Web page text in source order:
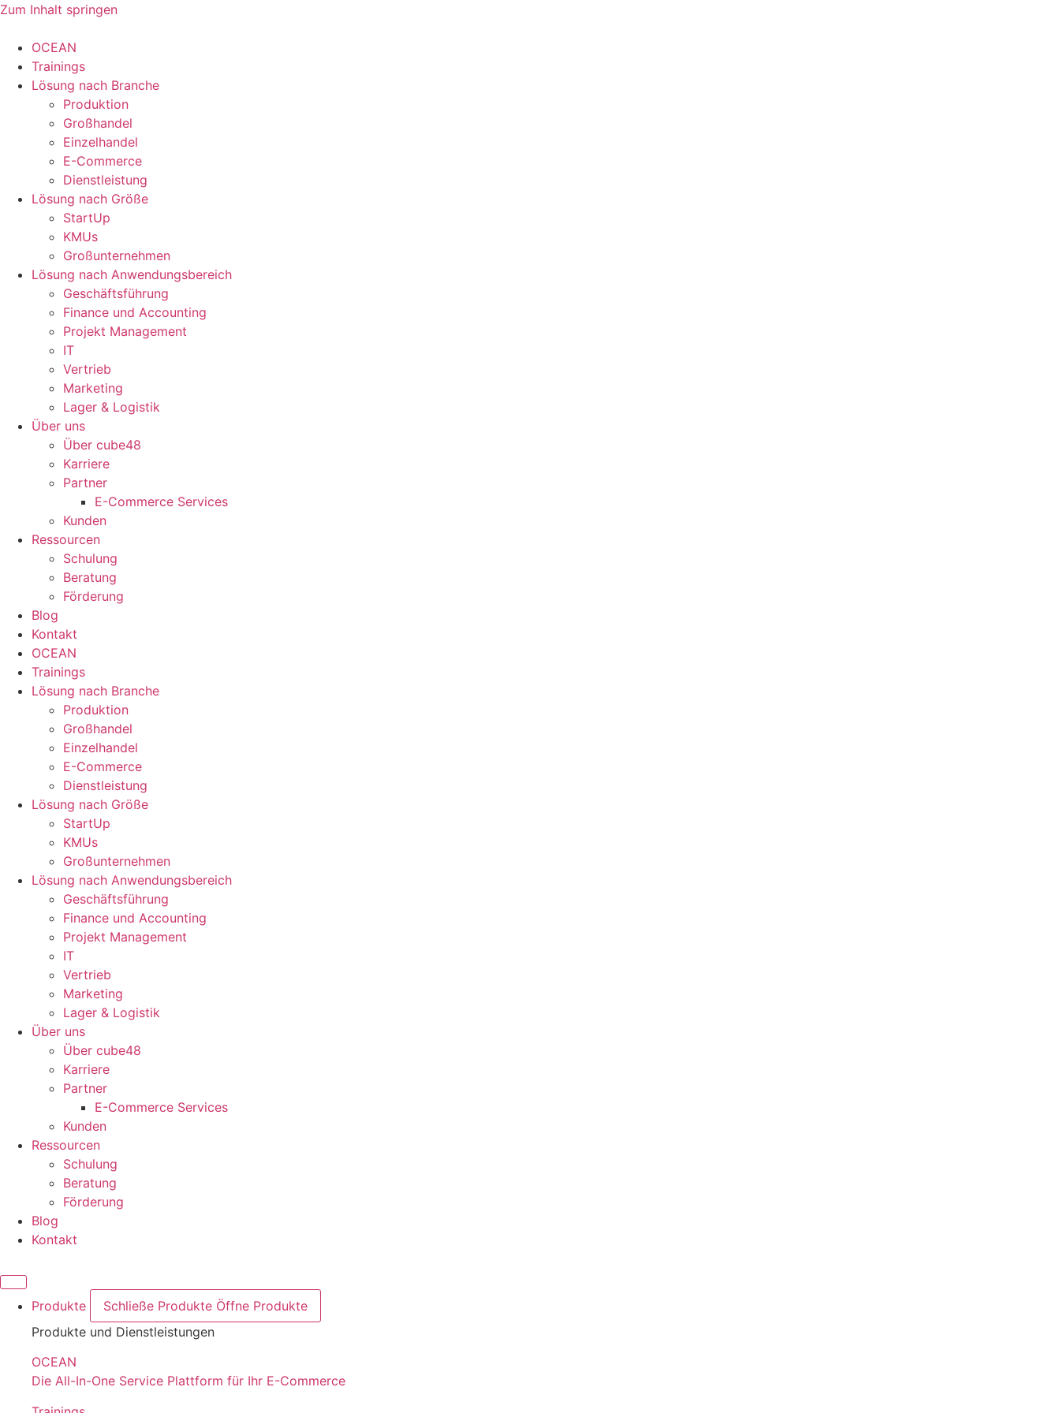
Zum Inhalt springen
OCEAN
Trainings
Lösung nach Branche
Produktion
Großhandel
Einzelhandel
E-Commerce
Dienstleistung
Lösung nach Größe
StartUp
KMUs
Großunternehmen
Lösung nach Anwendungsbereich
Geschäftsführung
Finance und Accounting
Projekt Management
IT
Vertrieb
Marketing
Lager & Logistik
Über uns
Über cube48
Karriere
Partner
E-Commerce Services
Kunden
Ressourcen
Schulung
Beratung
Förderung
Blog
Kontakt
OCEAN
Trainings
Lösung nach Branche
Produktion
Großhandel
Einzelhandel
E-Commerce
Dienstleistung
Lösung nach Größe
StartUp
KMUs
Großunternehmen
Lösung nach Anwendungsbereich
Geschäftsführung
Finance und Accounting
Projekt Management
IT
Vertrieb
Marketing
Lager & Logistik
Über uns
Über cube48
Karriere
Partner
E-Commerce Services
Kunden
Ressourcen
Schulung
Beratung
Förderung
Blog
Kontakt
Produkte Schließe Produkte Öffne Produkte
Produkte und Dienstleistungen
OCEAN
Die All-In-One Service Plattform für Ihr E-Commerce